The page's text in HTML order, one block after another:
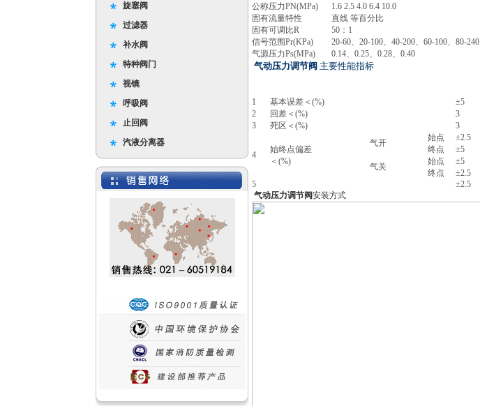
旋塞阀
过滤器
补水阀
特种阀门
视镜
呼吸阀
止回阀
汽液分离器
公称压力PN(MPa)
1.6 2.5 4.0 6.4 10.0
固有流量特性
直线 等百分比
固有可调比R
50 ：1
信号范围Pr(KPa)
20-60、20-100、40-200、60-100、80-240
气源压力Ps(MPa)
0.14、0.25、0.28、0.40
气动压力调节阀 主要性能指标
1
基本误差＜(%) ±5
2
回差＜(%) 3
3
死区＜(%) 3
4
始终点偏差
＜(%)
气开
始点
±2.5
终点 ±5
气关
始点 ±5
终点
±2.5
5
±2.5
气动压力调节阀安装方式